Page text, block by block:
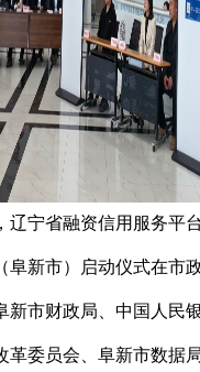
辽宁省融资信用服务平
新市） 启动仪式在市
新市财政局、中国人民
革委员会、阜新市数据